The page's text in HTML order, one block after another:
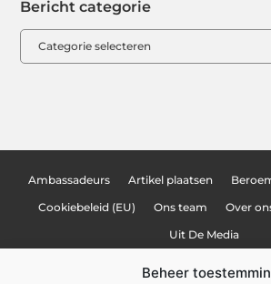
Beheer
Bericht categorie
Ambassadeurs Artikel plaatsen
Cookiebeleid (EU) Ons team Over
Uit De Media
Nederlandse linkbuilding: hoe jij je website